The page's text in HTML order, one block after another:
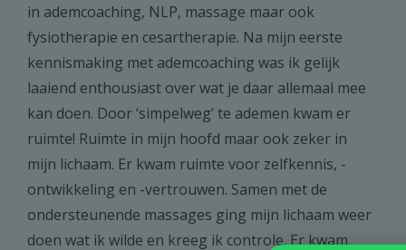
in ademcoaching, NLP, massage maar ook
fysiotherapie en cesartherapie. Na mijn eerste
kennismaking met ademcoaching was ik gelijk
laaiend enthousiast over wat je daar allemaal mee
kan doen. Door ‘simpelweg’ te ademen kwam er
ruimte! Ruimte in mijn hoofd maar ook zeker in
mijn lichaam. Er kwam ruimte voor zelfkennis, -
ontwikkeling en -vertrouwen. Samen met de
ondersteunende massages ging mijn lichaam weer
doen wat ik wilde en kreeg ik controle. Er kwam